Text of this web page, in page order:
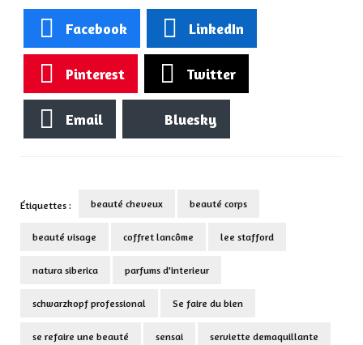
Facebook LinkedIn
Pinterest Twitter
Email Bluesky
Étiquettes : beauté cheveux beauté corps
beauté visage coffret lancôme lee stafford
natura siberica parfums d'interieur
schwarzkopf professional Se faire du bien
se refaire une beauté sensai serviette demaquillante